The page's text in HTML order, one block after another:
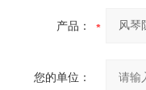
产品：
您的单位：